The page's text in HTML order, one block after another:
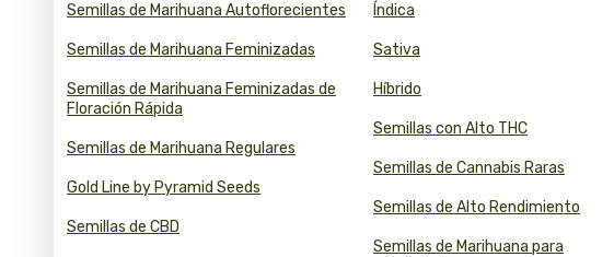
Semillas de Marihuana Autoflorecientes
Semillas de Marihuana Feminizadas
Semillas de Marihuana Feminizadas de
Floración Rápida
Semillas de Marihuana Regulares
Gold Line by Pyramid Seeds
Semillas de CBD
Índica
Sativa
Híbrido
Semillas con Alto THC
Semillas de Cannabis Raras
Semillas de Alto Rendimiento
Semillas de Marihuana para